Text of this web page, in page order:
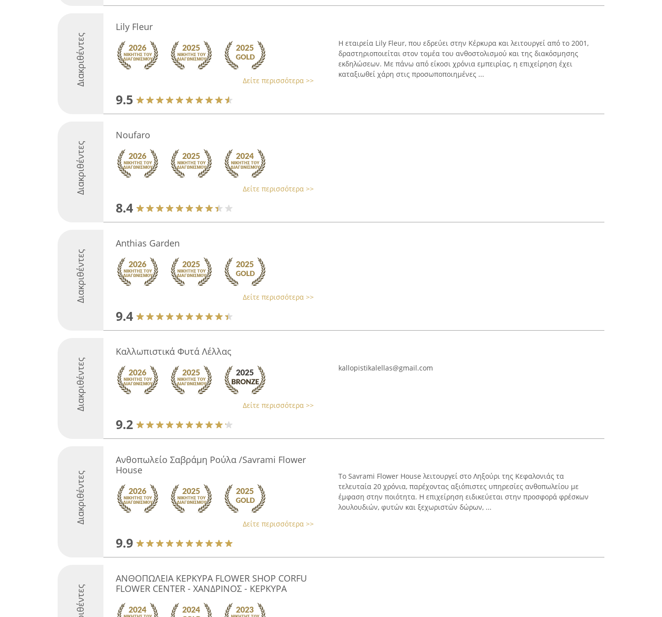
Διακριθέντες
Lily Fleur
Δείτε περισσότερα >>
9.5
Η εταιρεία Lily Fleur, που εδρεύει στην Κέρκυρα και λειτουργεί από το 2001,
δραστηριοποιείται στον τομέα του ανθοστολισμού και της διακόσμησης
εκδηλώσεων. Με πάνω από είκοσι χρόνια εμπειρίας, η επιχείρηση έχει
καταξιωθεί χάρη στις προσωποποιημένες ...
Διακριθέντες
Noufaro
Δείτε περισσότερα >>
8.4
Διακριθέντες
Anthias Garden
Δείτε περισσότερα >>
9.4
Διακριθέντες
Καλλωπιστικά Φυτά Λέλλας
Δείτε περισσότερα >>
9.2
kallopistikalellas@gmail.com
Διακριθέντες
Ανθοπωλείο Σαβράμη Ρούλα /Savrami Flower
House
Δείτε περισσότερα >>
9.9
Το Savrami Flower House λειτουργεί στο Ληξούρι της Κεφαλονιάς τα
τελευταία 20 χρόνια, παρέχοντας αξιόπιστες υπηρεσίες ανθοπωλείου με
έμφαση στην ποιότητα. Η επιχείρηση ειδικεύεται στην προσφορά φρέσκων
λουλουδιών, φυτών και ξεχωριστών δώρων, ...
ΑΝΘΟΠΩΛΕΙΑ ΚΕΡΚΥΡΑ FLOWER SHOP CORFU
FLOWER CENTER - ΧΑΝΔΡΙΝΟΣ - ΚΕΡΚΥΡΑ